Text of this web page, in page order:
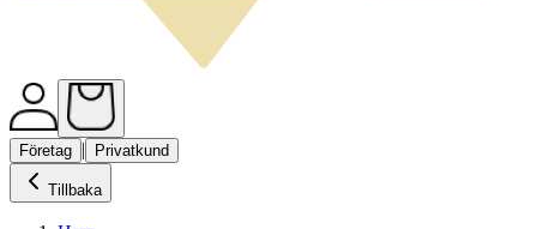
Företag | Privatkund
Tillbaka